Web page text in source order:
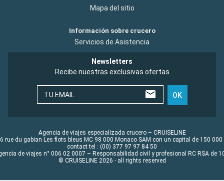
Mapa del sitio
Información sobre crucero
Servicios de Asistencia
Newsletters
Recibe nuestras exclusivas ofertas
TU EMAIL OK
Agencia de viajes especializada crucero – CRUISELINE
rue du gabian Les flots bleus MC 98 000 Monaco SAM con un capital de 150 000
contact tel : (00) 377 97 97 84 50
de viajes n° 006 02 0007 – Responsabilidad civil y profesional RC RSA de
© CRUISELINE 2026 - all rights reserved